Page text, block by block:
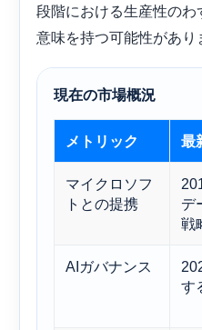
段階における生産性の
意味を持つ可能性があり
現在の市場概況
メトリック 最
マイクロソフ
トとの提携
デ
戦
AIガバナンス
す